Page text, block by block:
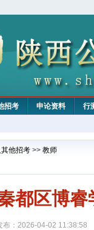
招考 申论资料
行
他招考 >> 教师
都区博
布：2026-04-02 11:38:58